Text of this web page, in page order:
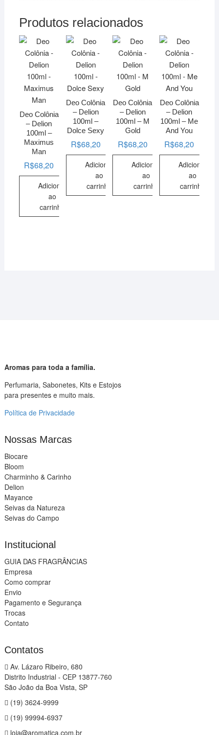
Produtos relacionados
Deo Colônia
– Delion
100ml –
Maximus
Man
R$68,20
Adicionar
ao
carrinho
Deo Colônia
– Delion
100ml –
Dolce Sexy
R$68,20
Adicionar
ao
carrinho
Deo Colônia
– Delion
100ml – M
Gold
R$68,20
Adicionar
ao
carrinho
Deo Colônia
– Delion
100ml – Me
And You
R$68,20
Adicionar
ao
carrinho
Aromas para toda a família.
Perfumaria, Sabonetes, Kits e Estojos
para presentes e muito mais.
Política de Privacidade
Nossas Marcas
Biocare
Bloom
Charminho & Carinho
Delion
Mayance
Seivas da Natureza
Seivas do Campo
Institucional
GUIA DAS FRAGRÂNCIAS
Empresa
Como comprar
Envio
Pagamento e Segurança
Trocas
Contato
Contatos
Av. Lázaro Ribeiro, 680
Distrito Industrial - CEP 13877-760
São João da Boa Vista, SP
(19) 3624-9999
(19) 99994-6937
loja@aromatica.com.br